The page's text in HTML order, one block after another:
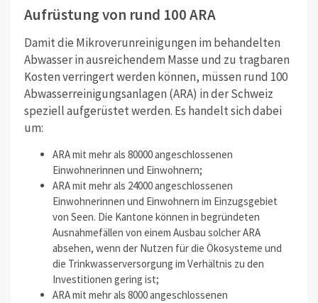
Aufrüstung von rund 100 ARA
Damit die Mikroverunreinigungen im behandelten
Abwasser in ausreichendem Masse und zu tragbaren
Kosten verringert werden können, müssen rund 100
Abwasserreinigungsanlagen (ARA) in der Schweiz
speziell aufgerüstet werden. Es handelt sich dabei
um:
ARA mit mehr als 80000 angeschlossenen
Einwohnerinnen und Einwohnern;
ARA mit mehr als 24000 angeschlossenen
Einwohnerinnen und Einwohnern im Einzugsgebiet
von Seen. Die Kantone können in begründeten
Ausnahmefällen von einem Ausbau solcher ARA
absehen, wenn der Nutzen für die Ökosysteme und
die Trinkwasserversorgung im Verhältnis zu den
Investitionen gering ist;
ARA mit mehr als 8000 angeschlossenen